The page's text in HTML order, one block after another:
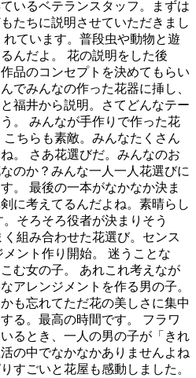
いるベテランスタッフ。まずは
たちに説明させていただきまし
ています。普段虫や動物と遊
んだよ。 花の説明をした後
品のコンセプトを決めてもらい
でみんなの作った花器に挿し、
福井から説明。さてどんなテー
。 みんなが手作りで作った花
ちらも素敵。みんなたくさん
。 さあ花選びだ。みんなのお
のか？みんな一人一人花選びに
。 最後の一本がなかなか決ま
に考えてるんだよね。素晴らし
そろそろ役者が決まりそう
組み合わせた花選び。センス
ント作り開始。 迷うことな
む女の子。 あれこれ考えなが
アレンジメントを作る男の子。
も忘れてただ花の美しさに集中
る。最高の時間です。 フラワ
るとき、一人の男の子が「きれ
の中でなかなかありませんよね
すごいと花屋も感動しました。